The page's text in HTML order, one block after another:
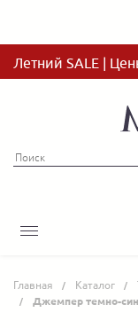
Летний SALE |
Главная Каталог
Джемпер темно-